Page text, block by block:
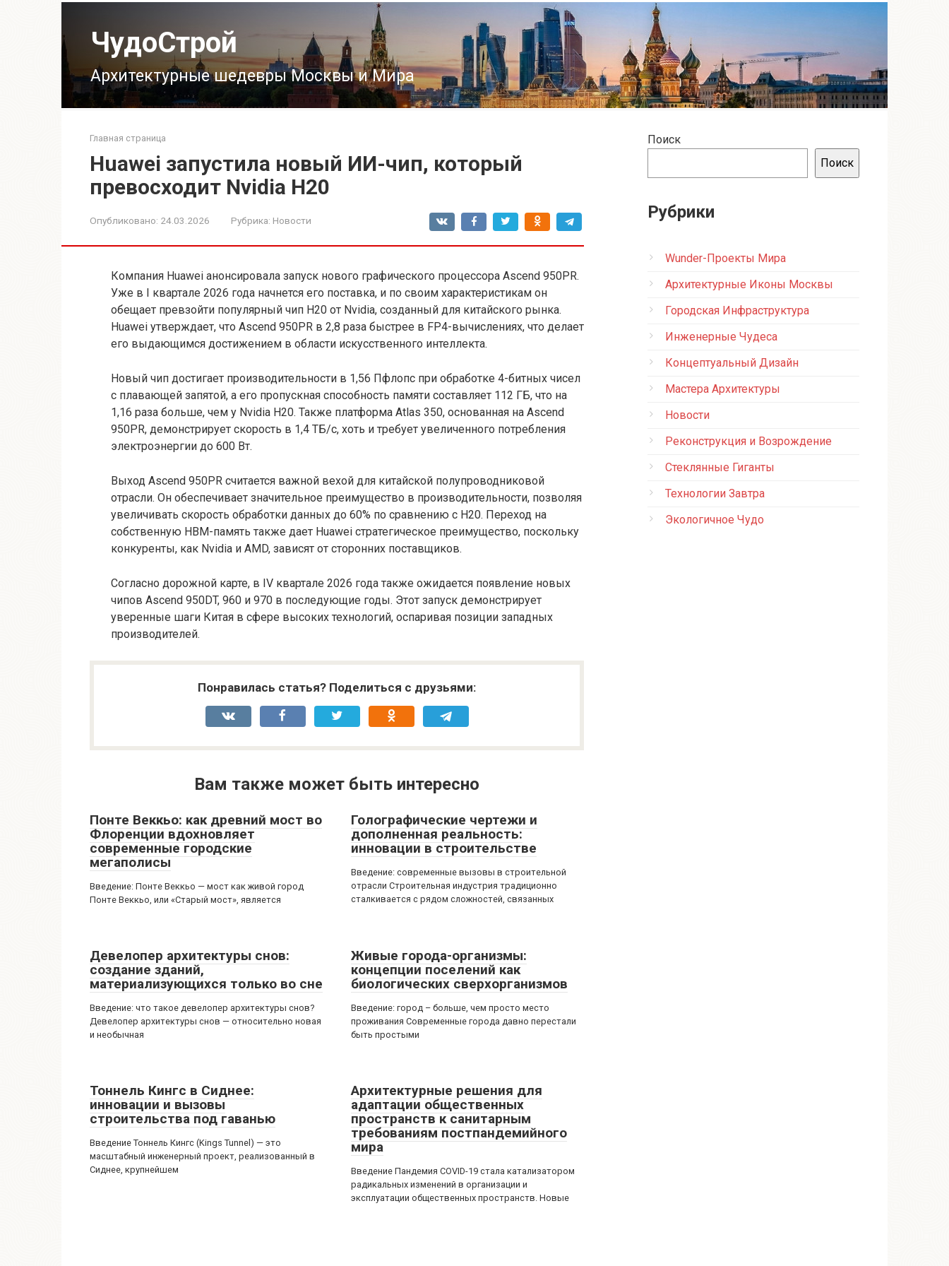
ЧудоСтрой
Архитектурные шедевры Москвы и Мира
Главная страница
Huawei запустила новый ИИ-чип, который
превосходит Nvidia H20
Опубликовано: 24.03.2026 Рубрика: Новости
Компания Huawei анонсировала запуск нового графического процессора Ascend 950PR.
Уже в I квартале 2026 года начнется его поставка, и по своим характеристикам он
обещает превзойти популярный чип H20 от Nvidia, созданный для китайского рынка.
Huawei утверждает, что Ascend 950PR в 2,8 раза быстрее в FP4-вычислениях, что делает
его выдающимся достижением в области искусственного интеллекта.
Новый чип достигает производительности в 1,56 Пфлопс при обработке 4-битных чисел
с плавающей запятой, а его пропускная способность памяти составляет 112 ГБ, что на
1,16 раза больше, чем у Nvidia H20. Также платформа Atlas 350, основанная на Ascend
950PR, демонстрирует скорость в 1,4 ТБ/с, хоть и требует увеличенного потребления
электроэнергии до 600 Вт.
Выход Ascend 950PR считается важной вехой для китайской полупроводниковой
отрасли. Он обеспечивает значительное преимущество в производительности, позволяя
увеличивать скорость обработки данных до 60% по сравнению с H20. Переход на
собственную HBM-память также дает Huawei стратегическое преимущество, поскольку
конкуренты, как Nvidia и AMD, зависят от сторонних поставщиков.
Согласно дорожной карте, в IV квартале 2026 года также ожидается появление новых
чипов Ascend 950DT, 960 и 970 в последующие годы. Этот запуск демонстрирует
уверенные шаги Китая в сфере высоких технологий, оспаривая позиции западных
производителей.
Понравилась статья? Поделиться с друзьями:
Вам также может быть интересно
Понте Веккьо: как древний мост во
Флоренции вдохновляет
современные городские
мегаполисы
Введение: Понте Веккьо — мост как живой город
Понте Веккьо, или «Старый мост», является
Голографические чертежи и
дополненная реальность:
инновации в строительстве
Введение: современные вызовы в строительной
отрасли Строительная индустрия традиционно
сталкивается с рядом сложностей, связанных
Девелопер архитектуры снов:
создание зданий,
материализующихся только во сне
Введение: что такое девелопер архитектуры снов?
Девелопер архитектуры снов — относительно новая
и необычная
Живые города-организмы:
концепции поселений как
биологических сверхорганизмов
Введение: город – больше, чем просто место
проживания Современные города давно перестали
быть простыми
Тоннель Кингс в Сиднее:
инновации и вызовы
строительства под гаванью
Введение Тоннель Кингс (Kings Tunnel) — это
масштабный инженерный проект, реализованный в
Сиднее, крупнейшем
Архитектурные решения для
адаптации общественных
пространств к санитарным
требованиям постпандемийного
мира
Введение Пандемия COVID-19 стала катализатором
радикальных изменений в организации и
эксплуатации общественных пространств. Новые
Поиск
Поиск
Рубрики
Wunder-Проекты Мира
Архитектурные Иконы Москвы
Городская Инфраструктура
Инженерные Чудеса
Концептуальный Дизайн
Мастера Архитектуры
Новости
Реконструкция и Возрождение
Стеклянные Гиганты
Технологии Завтра
Экологичное Чудо